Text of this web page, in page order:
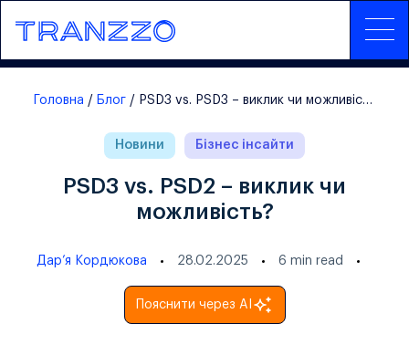
Головна Блог PSD3 vs. PSD3 – виклик чи можливість?
Новини Бізнес інсайти
PSD3 vs. PSD2 – виклик чи
можливість?
Дарʼя Кордюкова 28.02.2025 6 min read
Пояснити через AI